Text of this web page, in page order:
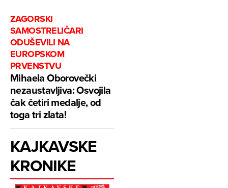
ZAGORSKI
SAMOSTRELIČARI
ODUŠEVILI NA
EUROPSKOM
PRVENSTVU
Mihaela Oborovečki
nezaustavljiva: Osvojila
čak četiri medalje, od
toga tri zlata!
KAJKAVSKE
KRONIKE